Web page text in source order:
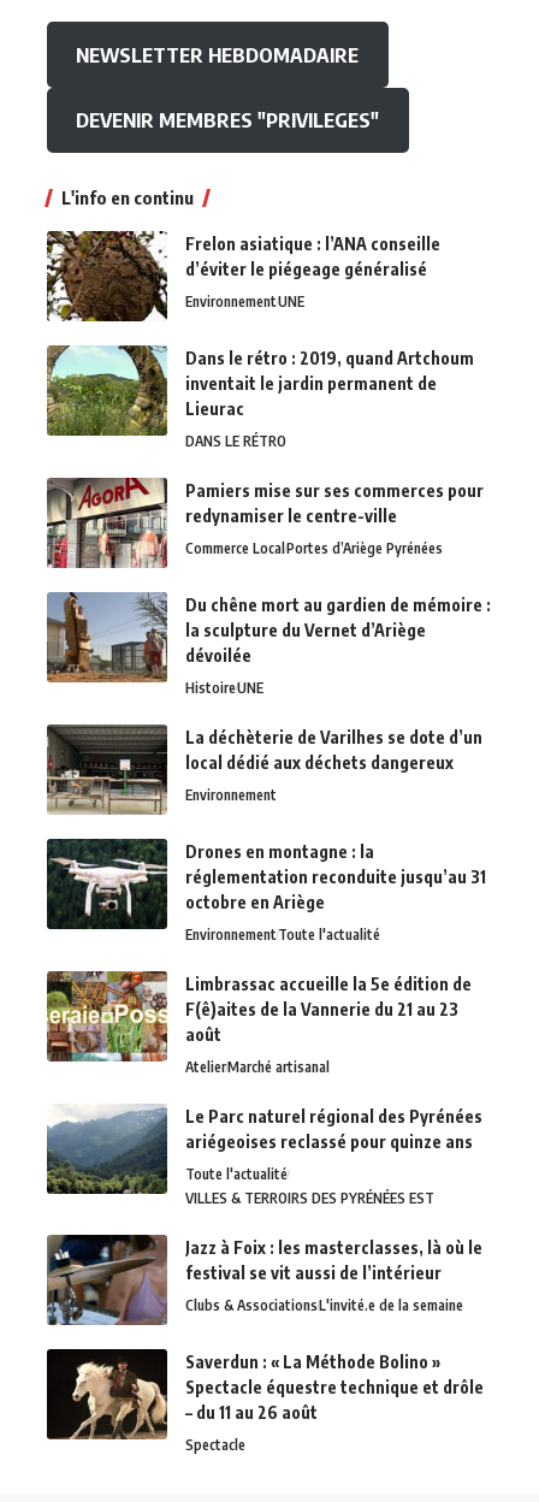
NEWSLETTER HEBDOMADAIRE
DEVENIR MEMBRES "PRIVILEGES"
L'info en continu
Frelon asiatique : l’ANA conseille
d’éviter le piégeage généralisé
EnvironnementUNE
Dans le rétro : 2019, quand Artchoum
inventait le jardin permanent de
Lieurac
DANS LE RÉTRO
Pamiers mise sur ses commerces pour
redynamiser le centre-ville
Commerce LocalPortes d’Ariège Pyrénées
Du chêne mort au gardien de mémoire :
la sculpture du Vernet d’Ariège
dévoilée
HistoireUNE
La déchèterie de Varilhes se dote d’un
local dédié aux déchets dangereux
Environnement
Drones en montagne : la
réglementation reconduite jusqu’au 31
octobre en Ariège
EnvironnementToute l'actualité
Limbrassac accueille la 5e édition de
F(ê)aites de la Vannerie du 21 au 23
août
AtelierMarché artisanal
Le Parc naturel régional des Pyrénées
ariégeoises reclassé pour quinze ans
Toute l'actualité
VILLES & TERROIRS DES PYRÉNÉES EST
Jazz à Foix : les masterclasses, là où le
festival se vit aussi de l’intérieur
Clubs & AssociationsL'invité.e de la semaine
Saverdun : « La Méthode Bolino »
Spectacle équestre technique et drôle
– du 11 au 26 août
Spectacle